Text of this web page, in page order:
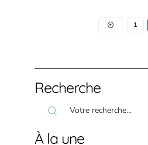
1
Recherche
À la une